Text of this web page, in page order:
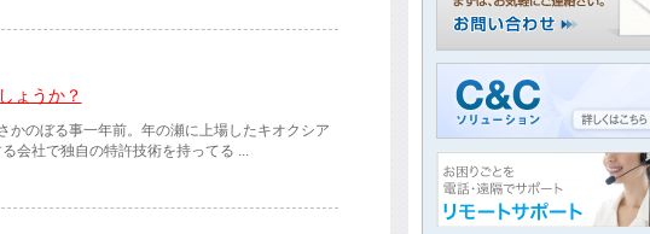
ょうか？
のぼる事一年前。年の瀬に上場したキオクシア
会社で独自の特許技術を持ってる ...